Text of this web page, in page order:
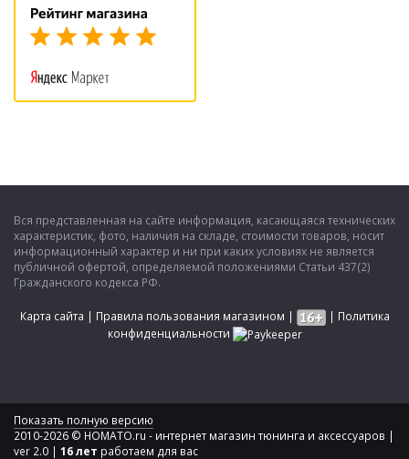
Вся представленная на сайте информация, касающаяся технических
характеристик, фото, наличия на складе, стоимости товаров, носит
информационный характер и ни при каких условиях не является
публичной офертой, определяемой положениями Статьи 437(2)
Гражданского кодекса РФ.
Карта сайта | Правила пользования магазином | | Политика
конфиденциальности
Показать полную версию
2010-2026 © HOMATO.ru - интернет магазин тюнинга и аксессуаров |
ver 2.0 | 16 лет работаем для вас